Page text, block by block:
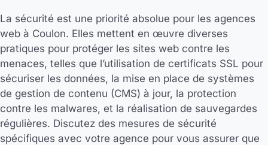
La sécurité est une priorité absolue pour les agences
web à Coulon. Elles mettent en œuvre diverses
pratiques pour protéger les sites web contre les
menaces, telles que l’utilisation de certificats SSL pour
sécuriser les données, la mise en place de systèmes
de gestion de contenu (CMS) à jour, la protection
contre les malwares, et la réalisation de sauvegardes
régulières. Discutez des mesures de sécurité
spécifiques avec votre agence pour vous assurer que